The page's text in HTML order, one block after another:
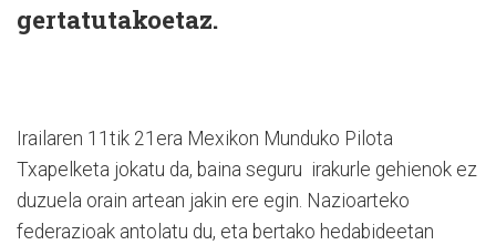
gertatutakoetaz.
Irailaren 11tik 21era Mexikon Munduko Pilota
Txapelketa jokatu da, baina seguru irakurle gehienok ez
duzuela orain artean jakin ere egin. Nazioarteko
federazioak antolatu du, eta bertako hedabideetan